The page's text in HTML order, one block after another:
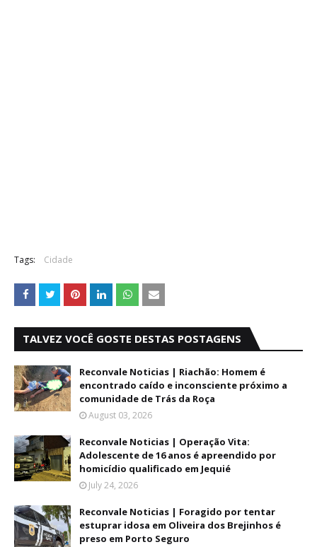
Tags: Cidade
TALVEZ VOCÊ GOSTE DESTAS POSTAGENS
Reconvale Noticias | Riachão: Homem é
encontrado caído e inconsciente próximo a
comunidade de Trás da Roça
August 03, 2026
Reconvale Noticias | Operação Vita:
Adolescente de 16 anos é apreendido por
homicídio qualificado em Jequié
July 24, 2026
Reconvale Noticias | Foragido por tentar
estuprar idosa em Oliveira dos Brejinhos é
preso em Porto Seguro